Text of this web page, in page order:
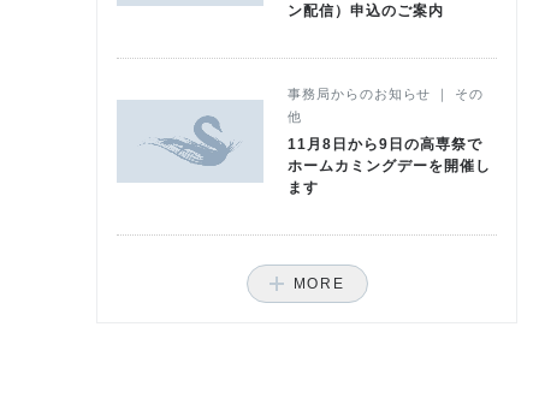
ン配信）申込のご案内
事務局からのお知らせ ｜ その
他
11月8日から9日の高専祭で
ホームカミングデーを開催し
ます